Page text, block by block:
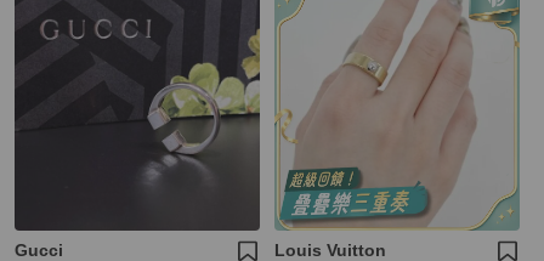
Gucci Louis Vuitton